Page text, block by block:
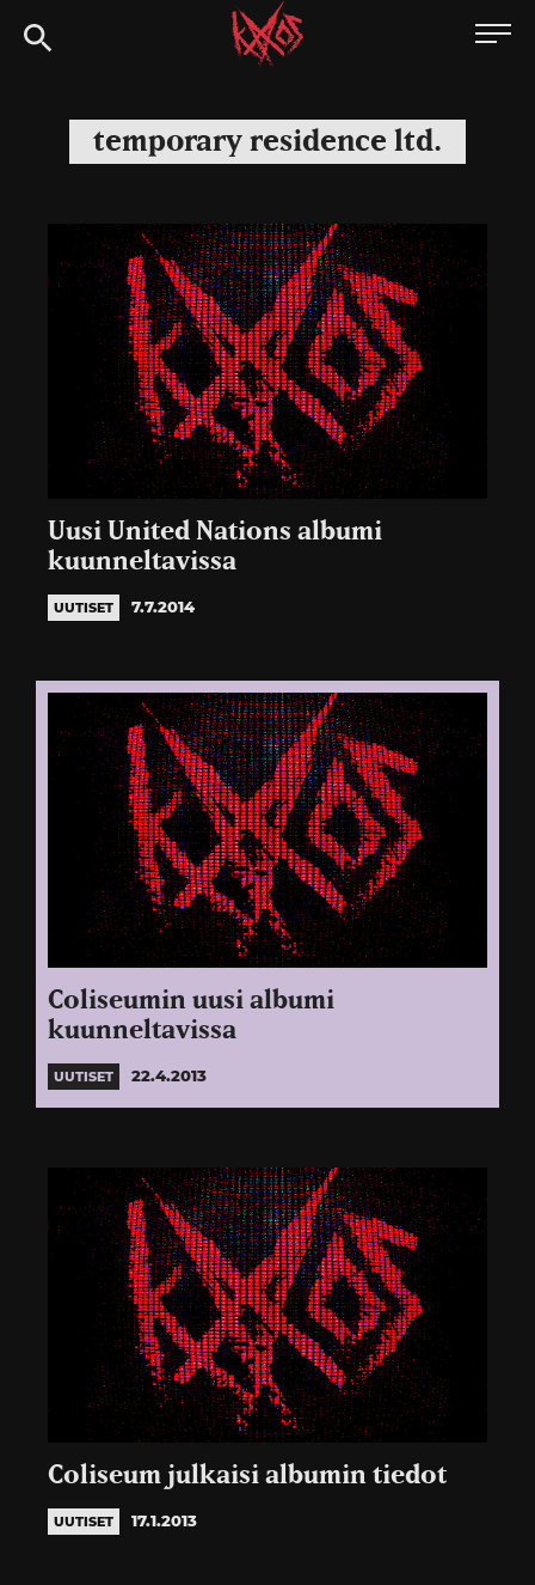
Siirry
suoraan
Kaaoszine
temporary residence ltd.
Uusi United Nations albumi
kuunneltavissa
UUTISET 7.7.2014
Coliseumin uusi albumi
kuunneltavissa
UUTISET 22.4.2013
Coliseum julkaisi albumin tiedot
UUTISET 17.1.2013